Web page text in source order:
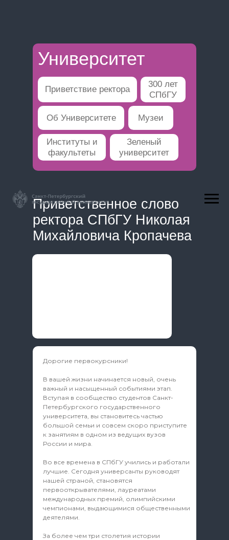
Университет
Об Университете
Институты и
факультеты
300 лет
СПбГУ
Музеи
Зеленый
университет
Приветствие ректора
Дорогие первокурсники!
В вашей жизни начинается новый, очень
важный и насыщенный событиями этап.
Вступая в сообщество студентов Санкт-
Петербургского государственного
университета, вы становитесь частью
большой семьи и совсем скоро приступите
к занятиям в одном из ведущих вузов
России и мира.
Во все времена в СПбГУ учились и работали
лучшие. Сегодня универсанты руководят
нашей страной, становятся
первооткрывателями, лауреатами
международных премий, олимпийскими
чемпионами, выдающимися общественными
деятелями.
За более чем три столетия истории
Приветственное слово
ректора СПбГУ Николая
Михайловича Кропачева